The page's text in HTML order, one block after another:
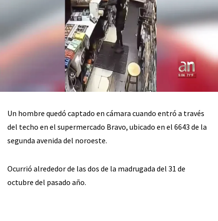
Un hombre quedó captado en cámara cuando entró a través
del techo en el supermercado Bravo, ubicado en el 6643 de la
segunda avenida del noroeste.
Ocurrió alrededor de las dos de la madrugada del 31 de
octubre del pasado año.